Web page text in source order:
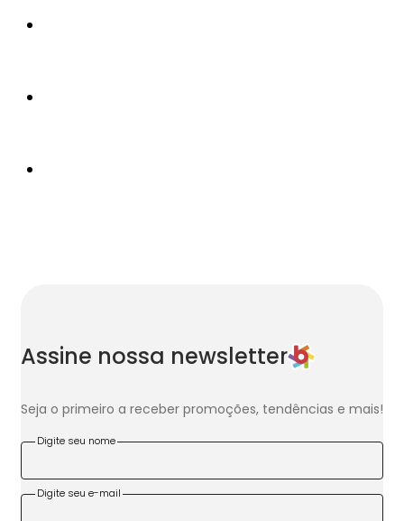
Assine nossa newsletter
Seja o primeiro a receber promoções, tendências e mais!
Digite seu nome
Digite seu e-mail